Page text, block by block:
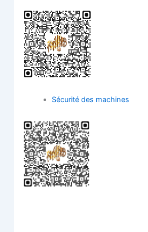
Sécu­ri­té des machines